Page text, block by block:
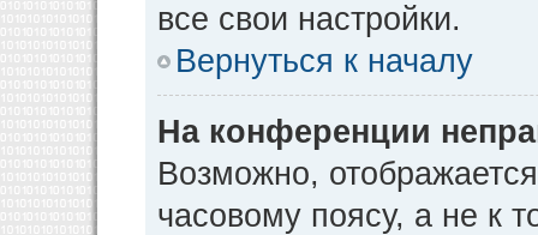
все свои настройки.
Вернуться к началу
На конференции
Возможно,
часовому поясу, а не к